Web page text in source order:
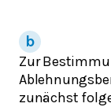
Zur
zunächst